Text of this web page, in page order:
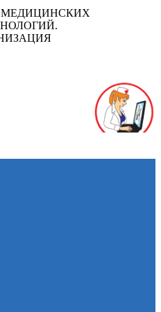
МЕДИЦИНСКИХ